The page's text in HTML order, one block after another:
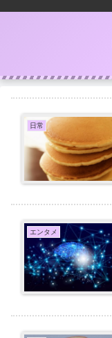
日常
エンタメ